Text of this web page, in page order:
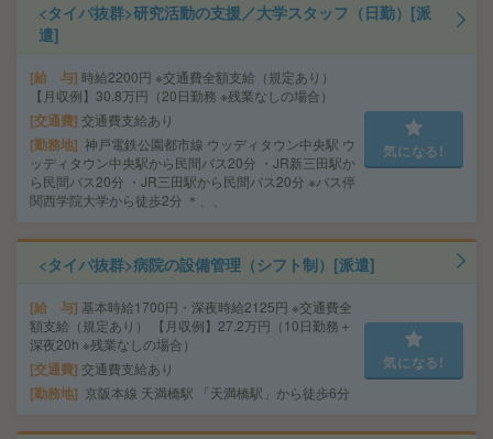
<タイパ抜群>研究活動の支援／大学スタッフ（日勤）[派
遣]
給 与 時給2200円 ※交通費全額支給（規定あり）
【月収例】30.8万円（20日勤務 ※残業なしの場合）
交通費 交通費支給あり
勤務地 神戸電鉄公園都市線 ウッディタウン中央駅 ウ
ッディタウン中央駅から民間バス20分 ・JR新三田駅か
ら民間バス20分 ・JR三田駅から民間バス20分 ※バス停
関西学院大学から徒歩2分 ＊、、
気になる!
<タイパ抜群>病院の設備管理（シフト制）[派遣]
給 与 基本時給1700円・深夜時給2125円 ※交通費全
額支給（規定あり） 【月収例】27.2万円（10日勤務＋
深夜20h ※残業なしの場合）
交通費 交通費支給あり
勤務地 京阪本線 天満橋駅 「天満橋駅」から徒歩6分
気になる!